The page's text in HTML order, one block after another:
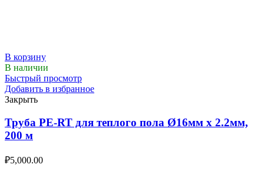
В корзину
В наличии
Быстрый просмотр
Добавить в избранное
Закрыть
Труба PE-RT для теплого пола Ø16мм х 2.2мм,
200 м
₽5,000.00